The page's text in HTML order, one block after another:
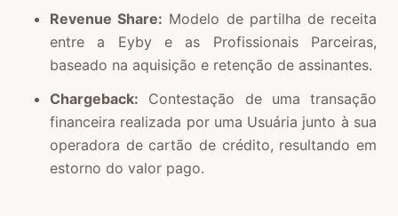
Revenue Share: Modelo de partilha de receita
entre a Eyby e as Profissionais Parceiras,
baseado na aquisição e retenção de assinantes.
Chargeback: Contestação de uma transação
financeira realizada por uma Usuária junto à sua
operadora de cartão de crédito, resultando em
estorno do valor pago.